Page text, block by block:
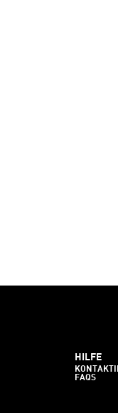
HILFE
FAQS